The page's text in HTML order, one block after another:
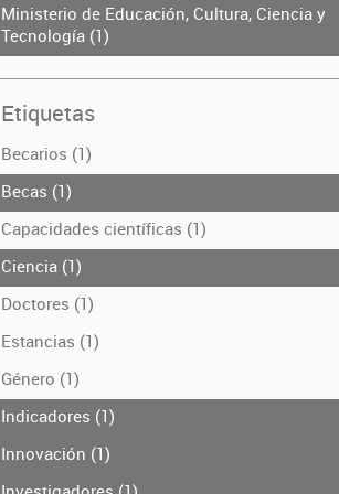
Ministerio de Educación, Cultura, Ciencia y
Tecnología (1)
Etiquetas
Becarios (1)
Becas (1)
Capacidades científicas (1)
Ciencia (1)
Doctores (1)
Estancias (1)
Género (1)
Indicadores (1)
Innovación (1)